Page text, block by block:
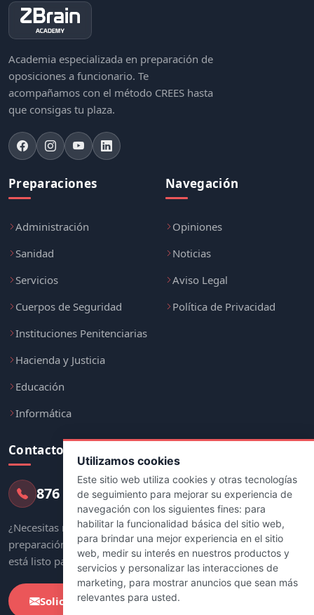
Utilizamos cookies
Este sitio web utiliza cookies y otras tecnologías
de seguimiento para mejorar su experiencia de
navegación con los siguientes fines: para
habilitar la funcionalidad básica del sitio web,
para brindar una mejor experiencia en el sitio
web, medir su interés en nuestros productos y
servicios y personalizar las interacciones de
marketing, para mostrar anuncios que sean más
relevantes para usted.
Academia especializada en preparación de
oposiciones a funcionario. Te
acompañamos con el método CREES hasta
que consigas tu plaza.
Preparaciones
Administración
Sanidad
Servicios
Cuerpos de Seguridad
Instituciones Penitenciarias
Hacienda y Justicia
Educación
Informática
Navegación
Opiniones
Noticias
Aviso Legal
Política de Privacidad
Contacto
876 247 237
¿Necesitas más información sobre tu
preparación? Nuestro equipo de asesores
está listo para ayudarte.
Solicitar Información